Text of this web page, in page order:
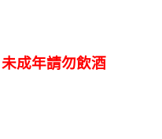
未成年請勿飲酒